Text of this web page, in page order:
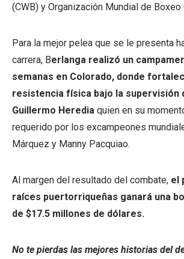
(CWB) y Organización Mundial de Boxeo
Para la mejor pelea que se le presenta
carrera, Berlanga realizó un
semanas en Colorado, donde
resistencia física bajo la supervisión
Guillermo Heredia quien en su
requerido por los excampeones
Márquez y Manny Pacquiao.
Al margen del resultado del combate, el
raíces puertorriqueñas ganará una
de $17.5 millones de dólares.
No te pierdas las mejores historias del